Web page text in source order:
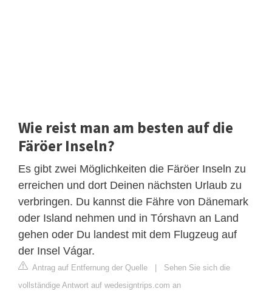
Wie reist man am besten auf die
Färöer Inseln?
Es gibt zwei Möglichkeiten die Färöer Inseln zu
erreichen und dort Deinen nächsten Urlaub zu
verbringen. Du kannst die Fähre von Dänemark
oder Island nehmen und in Tórshavn an Land
gehen oder Du landest mit dem Flugzeug auf
der Insel Vágar.
Antrag auf Entfernung der Quelle
Sehen Sie sich die
vollständige Antwort auf wedesigntrips.com an